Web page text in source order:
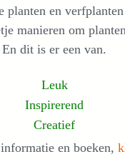
planten en
manieren om
dit is er een van.
Leuk
Inspirerend
Creatief
en boeken,